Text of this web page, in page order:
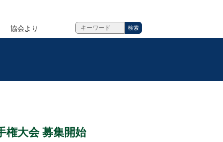
協会より
権大会 募集開始